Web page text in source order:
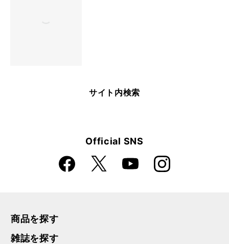
サイト内検索
Official SNS
Faceboo
k
X YouTube Instagra
m
商品を探す
雑誌を探す